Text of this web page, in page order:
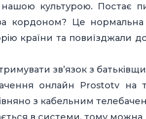
культурою. Постає
кордоном? Це нормальна
країни та повиїзджали до
зв’язок з
онлайн Prostotv на
з кабельним